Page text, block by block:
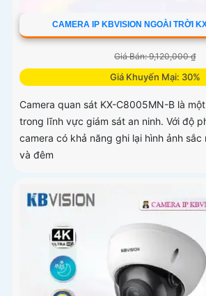
CAMERA IP KBVISION NGOÀI TRỜI
Giá Bán: 9,120,000 ₫
Giá Khuyến Mại: 30%
Camera quan sát KX-C8005MN-B là
trong lĩnh vực giám sát an ninh. Với độ
camera có khả năng ghi lại hình ảnh
và đêm